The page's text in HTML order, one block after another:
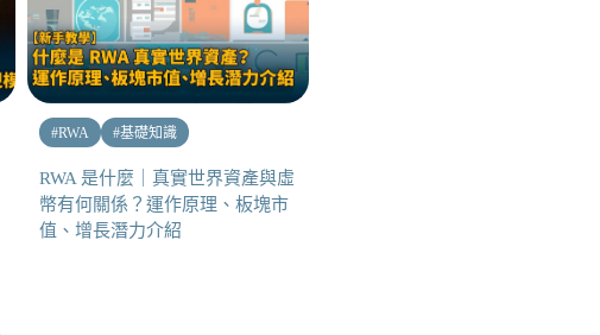
#RWA #基礎知識
RWA 是什麼｜真實世界資產與虛
幣有何關係？運作原理、板塊市
值、增長潛力介紹